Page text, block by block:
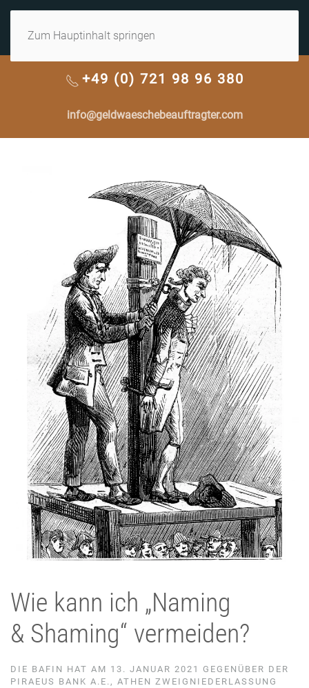
Zum Hauptinhalt springen
+49 (0) 721 98 96 380
info@geldwaeschebeauftragter.com
Wie kann ich „Naming
& Shaming“ vermeiden?
DIE BAFIN HAT AM 13. JANUAR 2021 GEGENÜBER DER
PIRAEUS BANK A.E., ATHEN ZWEIGNIEDERLASSUNG